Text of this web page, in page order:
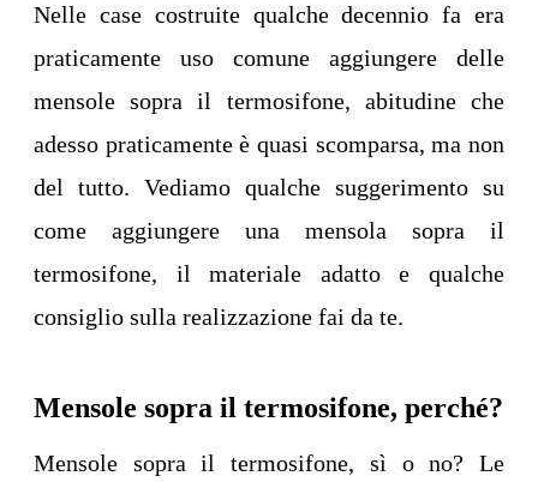
Nelle case costruite qualche decennio fa era
praticamente uso comune aggiungere delle
mensole sopra il termosifone, abitudine che
adesso praticamente è quasi scomparsa, ma non
del tutto. Vediamo qualche suggerimento su
come aggiungere una mensola sopra il
termosifone, il materiale adatto e qualche
consiglio sulla realizzazione fai da te.
Mensole sopra il termosifone, perché?
Mensole sopra il termosifone, sì o no? Le